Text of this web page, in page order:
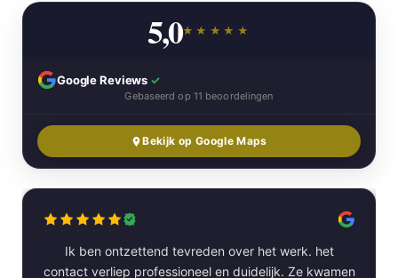
5,0★★★★★
Google Reviews ✓
Gebaseerd op 11 beoordelingen
Bekijk op Google Maps
Ik ben ontzettend tevreden over het werk. het
contact verliep professioneel en duidelijk. Ze kwamen